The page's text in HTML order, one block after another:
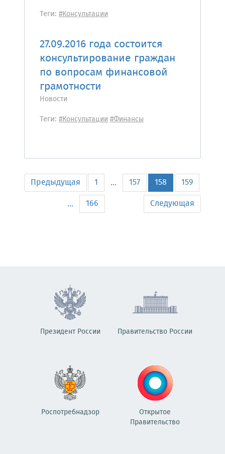
Теги: #Консультации
27.09.2016 года состоится
консультирование граждан
по вопросам финансовой
грамотности
Новости
Теги: #Консультации#Финансы
Предыдущая 1 ... 157 158
159
...
166 Следующая
Президент России Правительство России
Роспотребнадзор
Открытое
Правительство